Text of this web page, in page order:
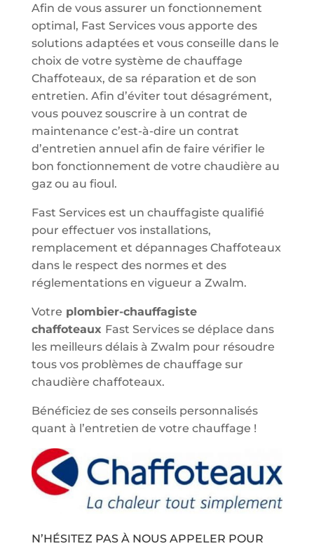
Afin de vous assurer un fonctionnement
optimal, Fast Services vous apporte des
solutions adaptées et vous conseille dans le
choix de votre système de chauffage
Chaffoteaux, de sa réparation et de son
entretien. Afin d’éviter tout désagrément,
vous pouvez souscrire à un contrat de
maintenance c’est-à-dire un contrat
d’entretien annuel afin de faire vérifier le
bon fonctionnement de votre chaudière au
gaz ou au fioul.
Fast Services est un chauffagiste qualifié
pour effectuer vos installations,
remplacement et dépannages Chaffoteaux
dans le respect des normes et des
réglementations en vigueur a Zwalm.
Votre plombier-chauffagiste
chaffoteaux Fast Services se déplace dans
les meilleurs délais à Zwalm pour résoudre
tous vos problèmes de chauffage sur
chaudière chaffoteaux.
Bénéficiez de ses conseils personnalisés
quant à l’entretien de votre chauffage !
N’HÉSITEZ PAS À NOUS APPELER POUR